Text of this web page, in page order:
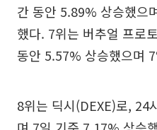
간 동안 5.89% 상승했으
했다. 7위는 버추얼 프로
동안 5.57% 상승했으며
8위는 딕시(DEXE)로, 24